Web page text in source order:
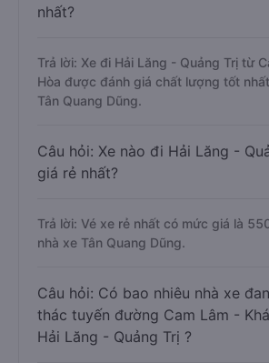
nhất?
Trả lời: Xe đi Hải Lăng - Quảng Trị từ
Hòa được đánh giá chất lượng tốt
Tân Quang Dũng.
Câu hỏi: Xe nào đi Hải Lăng -
giá rẻ nhất?
Trả lời: Vé xe rẻ nhất có mức giá là
nhà xe Tân Quang Dũng.
Câu hỏi: Có bao nhiêu nhà xe
thác tuyến đường Cam Lâm -
Hải Lăng - Quảng Trị ?